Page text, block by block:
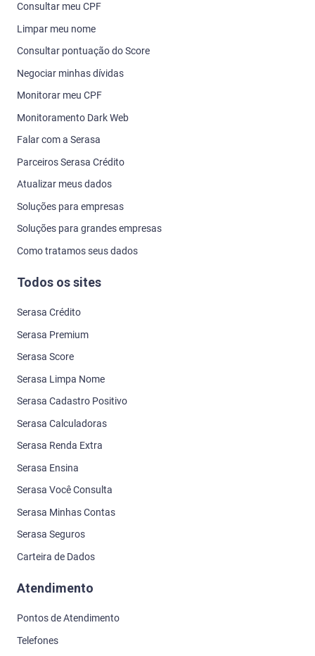
Consultar meu CPF
Limpar meu nome
Consultar pontuação do Score
Negociar minhas dívidas
Monitorar meu CPF
Monitoramento Dark Web
Falar com a Serasa
Parceiros Serasa Crédito
Atualizar meus dados
Soluções para empresas
Soluções para grandes empresas
Como tratamos seus dados
Todos os sites
Serasa Crédito
Serasa Premium
Serasa Score
Serasa Limpa Nome
Serasa Cadastro Positivo
Serasa Calculadoras
Serasa Renda Extra
Serasa Ensina
Serasa Você Consulta
Serasa Minhas Contas
Serasa Seguros
Carteira de Dados
Atendimento
Pontos de Atendimento
Telefones